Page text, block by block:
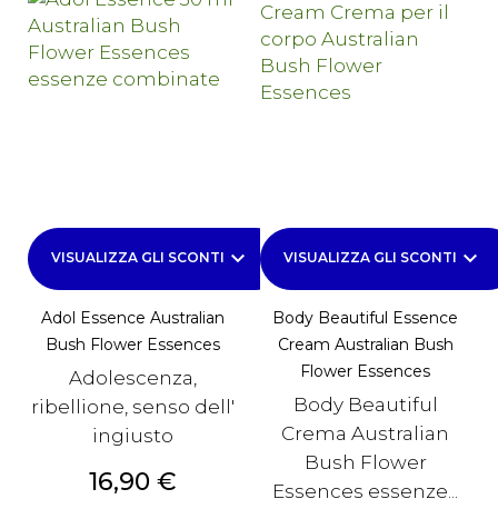
VISUALIZZA GLI SCONTI keyboard_arrow_down
Adol Essence Australian
Bush Flower Essences
Adolescenza,
ribellione, senso dell'
ingiusto
Prezzo
16,90 €
VISUALIZZA GLI SCONTI keyboard_arrow_down
Body Beautiful Essence
Cream Australian Bush
Flower Essences
Body Beautiful
Crema Australian
Bush Flower
Essences essenze...